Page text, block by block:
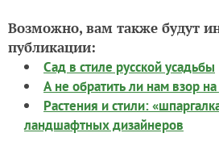
Возможно, вам также будут
публикации:
Сад в стиле русской усадьбы
А не обратить ли нам взор
Растения и стили:
ландшафтных дизайнеров